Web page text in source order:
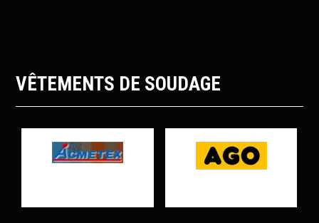
VÊTEMENTS DE SOUDAGE